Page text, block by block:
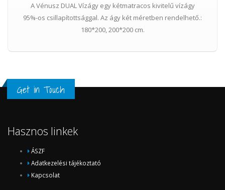
A Vénusz DUAL Vízágy egy kétmatracos kivitelű vízágy
95%-os csillapítottsággal. Az ágy két méretben rendelhető.:
180*200, 200*200 cm.
Get in Touch
Hasznos linkek
ÁSZF
Adatkezelési tájékoztató
Kapcsolat